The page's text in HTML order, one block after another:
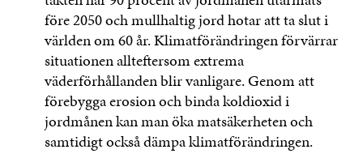
före 2050 och mullhaltig jord hotar att ta slut i
världen om 60 år. Klimatförändringen förvärrar
situationen allteftersom extrema
väderförhållanden blir vanligare. Genom att
förebygga erosion och binda koldioxid i
jordmånen kan man öka matsäkerheten och
samtidigt också dämpa klimatförändringen.